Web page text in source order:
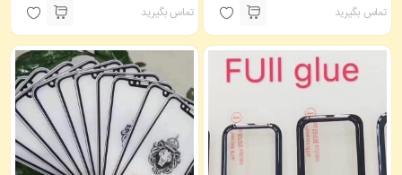
تماس بگیرید تماس بگیرید